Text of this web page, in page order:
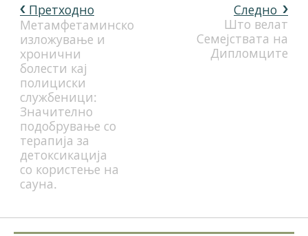
Следно
Што велат
Семејствата на
Дипломците
Претходно
Метамфетаминско
изложување и
хронични
болести кај
полициски
службеници:
Значително
подобрување со
терапија за
детоксикација
со користење на
сауна.